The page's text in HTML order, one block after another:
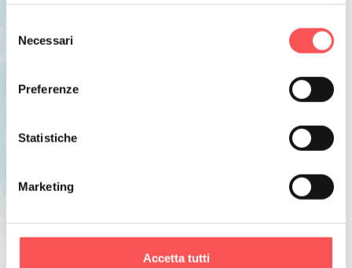
delNecessari
Preferenze
Statistiche
Marketing
Accetta tutti
dislivello.A cura di: Pro Loco Monte Bondone con 30
delle Circoscrizioni Bondone e Sardagna
prolocomontebondone.it per i dettagli e le iscrizioni) da
Malgone di Candriai.